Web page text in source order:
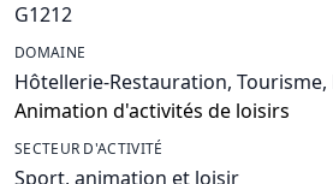
G1212
DOMAINE
Hôtellerie-Restauration,
Animation d'activités de loisirs
SECTEUR D'ACTIVITÉ
Sport, animation et loisir